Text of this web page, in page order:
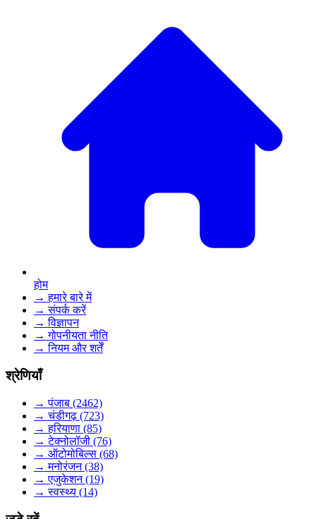
होम
→ हमारे बारे में
→ संपर्क करें
→ विज्ञापन
→ गोपनीयता नीति
→ नियम और शर्तें
श्रेणियाँ
→ पंजाब (2462)
→ चंडीगढ़ (723)
→ हरियाणा (85)
→ टेक्नोलॉजी (76)
→ ऑटोमोबिल्स (68)
→ मनोरंजन (38)
→ एजुकेशन (19)
→ स्वस्थ्य (14)